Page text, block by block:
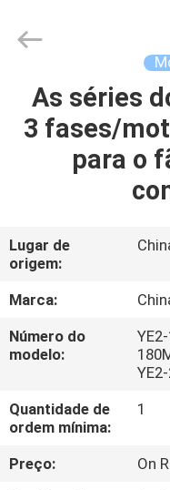
CASA
PRODUTOS
NÓS
EXCURSÃO
DA
FÁBRICA
CONTROLE
DA
Electronic
Limited.
As séries
3 fases/
para o
Lugar de
origem:
Marca:
Número do
modelo:
Quantidade de
ordem mínima:
1
Preço:
On